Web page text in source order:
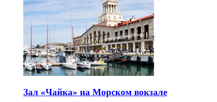
Зал «Чайка» на Морском вокзале